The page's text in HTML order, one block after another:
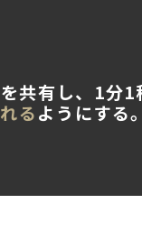
共有し、1分1
るようにする。